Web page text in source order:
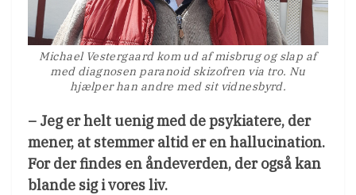
Michael Vestergaard kom ud af misbrug og slap af
med diagnosen paranoid skizofren via tro. Nu
hjælper han andre med sit vidnesbyrd.
– Jeg er helt uenig med de psykiatere, der
mener, at stemmer altid er en hallucination.
For der findes en åndeverden, der også kan
blande sig i vores liv.